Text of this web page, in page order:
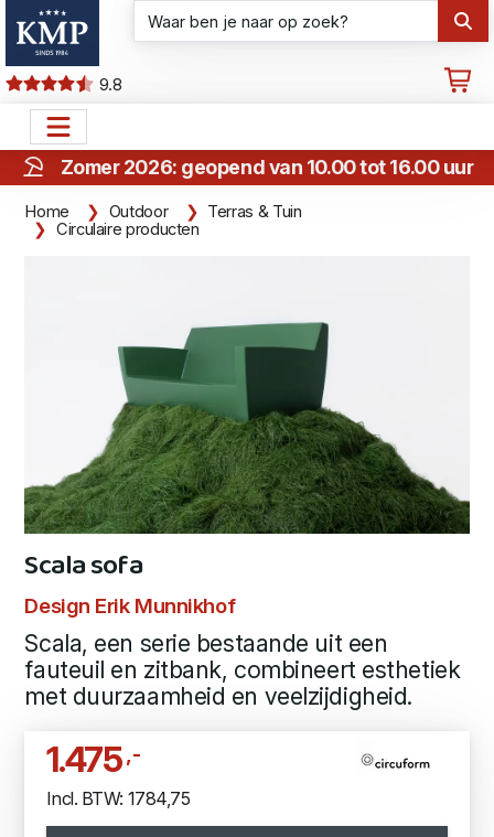
9.8
Zomer 2026: geopend van 10.00 tot 16.00 uur
Home Outdoor
Terras & Tuin
Circulaire producten
Scala sofa
Design Erik Munnikhof
Scala, een serie bestaande uit een
fauteuil en zitbank, combineert esthetiek
met duurzaamheid en veelzijdigheid.
1.475,-
Incl. BTW: 1784,75